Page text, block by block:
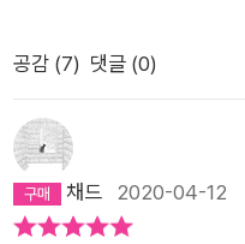
위로해주는구나.1. 빌 브라
시각으로 보고 있단다. 예를
지만, 사람의 몸까지 돈으로
미있는 발상이구나. 사람의
사려고 한다면, 96,546.79
는 분이 우리나라 돈으로 좀
자가 아니라는 것이었습니
가입니다. 유시민 작가의 표
이면의 이야기를 직접 발품
책이 바로 [거의 모든 것의
영역까지 서술하는 책은 아
공감 (7) 댓글 (0)
채드 2020-04-12